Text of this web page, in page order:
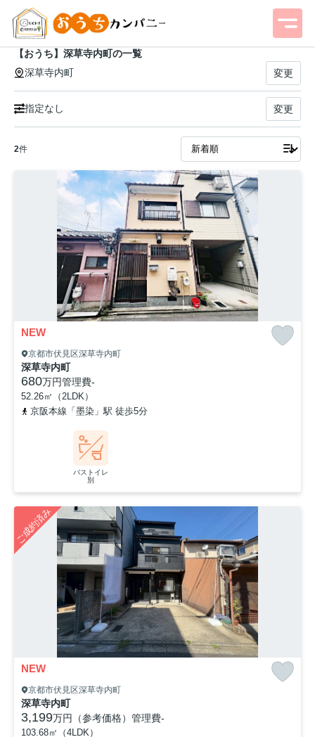
【おうち】深草寺内町の一覧
深草寺内町
変更
指定なし 変更
2件
NEW
京都市伏見区深草寺内町
深草寺内町
680万円管理費-
52.26㎡（2LDK）
京阪本線「墨染」駅 徒歩5分
バストイレ
別
ご成約済み
NEW
京都市伏見区深草寺内町
深草寺内町
3,199万円（参考価格） 管理費-
103.68㎡（4LDK）